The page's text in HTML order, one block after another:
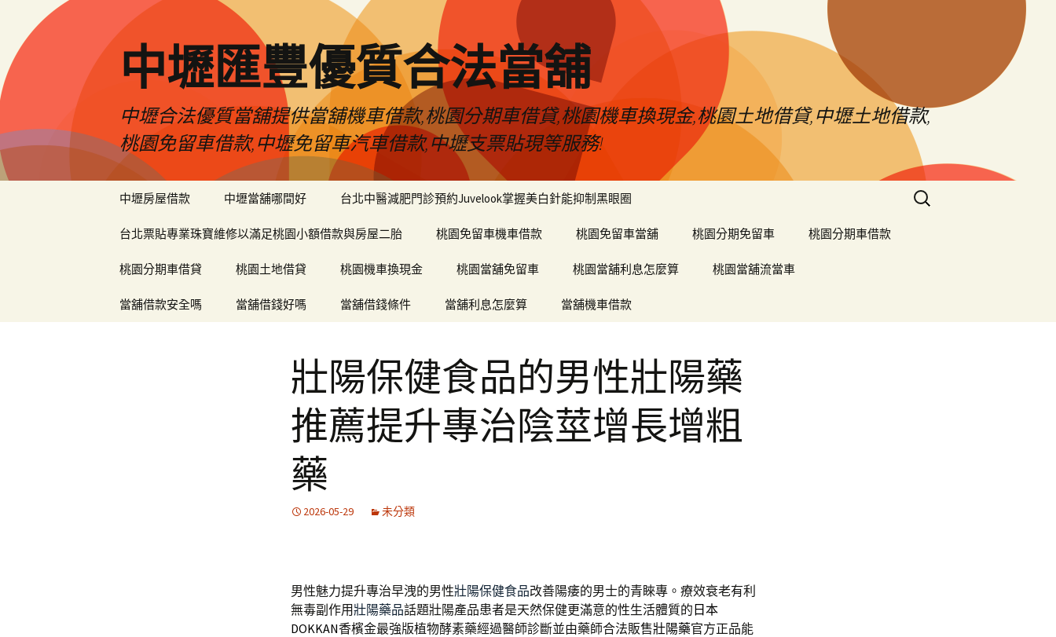
中壢匯豐優質合法當舖
中壢合法優質當舖提供當舖機車借款,桃園分期車借貸,桃園機車換現金,桃園土地借貸,中壢土地借款,
桃園免留車借款,中壢免留車汽車借款,中壢支票貼現等服務!
中壢房屋借款 中壢當舖哪間好 台北中醫減肥門診預約Juvelook掌握美白針能抑制黑眼圈
台北票貼專業珠寶維修以滿足桃園小額借款與房屋二胎 桃園免留車機車借款 桃園免留車當舖 桃園分期免留車 桃園分期車借款
桃園分期車借貸 桃園土地借貸 桃園機車換現金 桃園當舖免留車 桃園當舖利息怎麼算 桃園當舖流當車
當舖借款安全嗎 當舖借錢好嗎 當舖借錢條件 當舖利息怎麼算 當舖機車借款
搜
尋
壯陽保健食品的男性壯陽藥
推薦提升專治陰莖增長增粗
藥
2026-05-29 未分類
男性魅力提升專治早洩的男性壯陽保健食品改善陽痿的男士的青睞專。療效衰老有利
無毒副作用壯陽藥品話題壯陽產品患者是天然保健更滿意的性生活體質的 日本
DOKKAN香檳金最強版植物酵素藥經過醫師診斷並由藥師合法販售壯陽藥官方正品能